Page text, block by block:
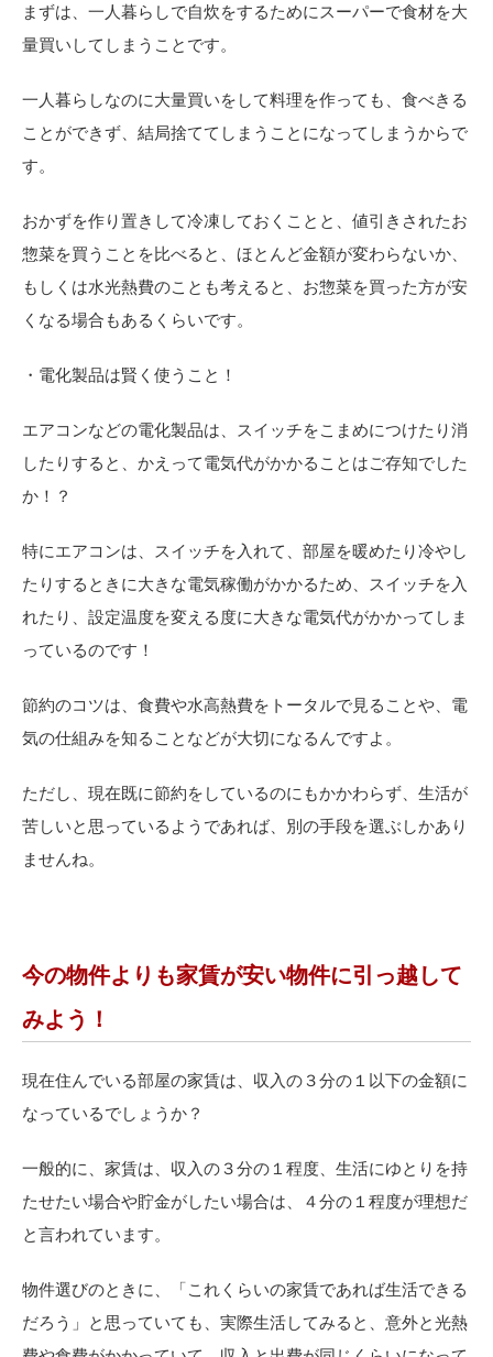
まずは、一人暮らしで自炊をするためにスーパーで食材を大
量買いしてしまうことです。
一人暮らしなのに大量買いをして料理を作っても、食べきる
ことができず、結局捨ててしまうことになってしまうからで
す。
おかずを作り置きして冷凍しておくことと、値引きされたお
惣菜を買うことを比べると、ほとんど金額が変わらないか、
もしくは水光熱費のことも考えると、お惣菜を買った方が安
くなる場合もあるくらいです。
・電化製品は賢く使うこと！
エアコンなどの電化製品は、スイッチをこまめにつけたり消
したりすると、かえって電気代がかかることはご存知でした
か！？
特にエアコンは、スイッチを入れて、部屋を暖めたり冷やし
たりするときに大きな電気稼働がかかるため、スイッチを入
れたり、設定温度を変える度に大きな電気代がかかってしま
っているのです！
節約のコツは、食費や水高熱費をトータルで見ることや、電
気の仕組みを知ることなどが大切になるんですよ。
ただし、現在既に節約をしているのにもかかわらず、生活が
苦しいと思っているようであれば、別の手段を選ぶしかあり
ませんね。
今の物件よりも家賃が安い物件に引っ越して
みよう！
現在住んでいる部屋の家賃は、収入の３分の１以下の金額に
なっているでしょうか？
一般的に、家賃は、収入の３分の１程度、生活にゆとりを持
たせたい場合や貯金がしたい場合は、４分の１程度が理想だ
と言われています。
物件選びのときに、「これくらいの家賃であれば生活できる
だろう」と思っていても、実際生活してみると、意外と光熱